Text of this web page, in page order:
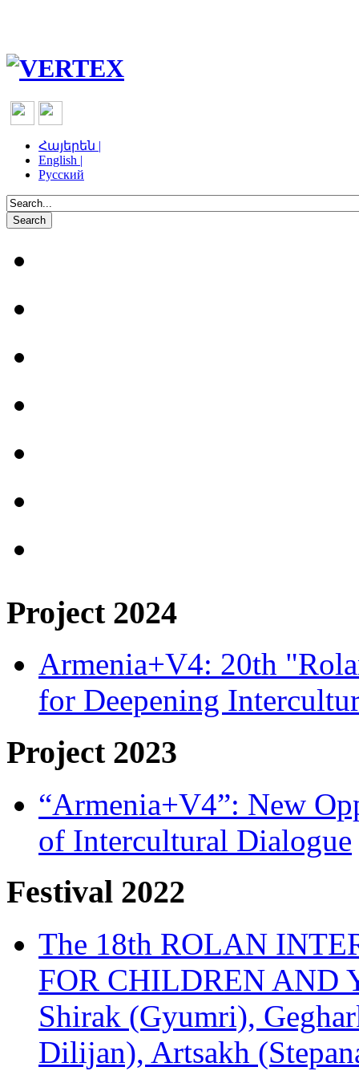
Հայերեն |
English |
Русский
Project 2024
Armenia+V4: 20th
for Deepening
Project 2023
“Armenia+V4”: New
of Intercultural Dialogue
Festival 2022
The 18th ROLAN
FOR CHILDREN AND
Shirak (Gyumri),
Dilijan), Artsakh